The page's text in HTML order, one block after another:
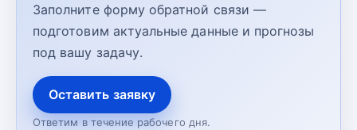
Заполните форму обратной связи —
подготовим актуальные данные и прогнозы
под вашу задачу.
Оставить заявку
Ответим в течение рабочего дня.